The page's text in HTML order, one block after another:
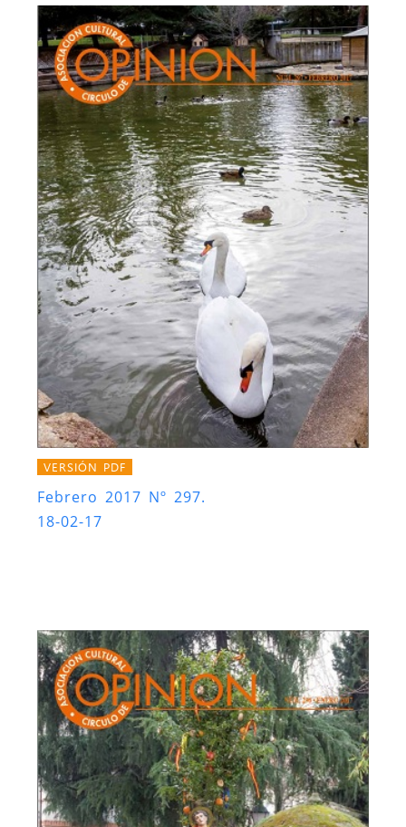
VERSIÓN PDF
Febrero 2017 Nº 297.
18-02-17